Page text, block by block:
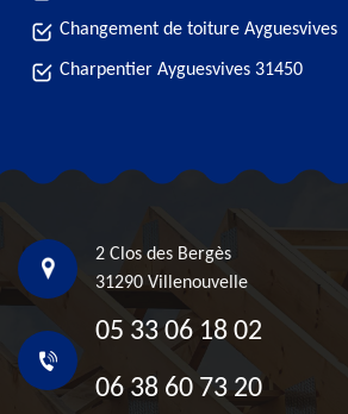
Changement de toiture Ayguesvives
Charpentier Ayguesvives 31450
2 Clos des Bergès
31290 Villenouvelle
05 33 06 18 02
06 38 60 73 20